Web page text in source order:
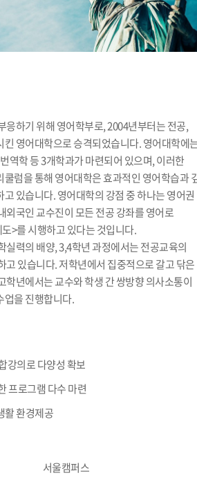
응하기 위해 영어학부로, 2004년부터는 전공,
킨 영어대학으로 승격되었습니다. 영어대학에
역학 등 3개학과가 마련되어 있으며, 이러한
럼을 통해 영어대학은 효과적인 영어학습과
있습니다. 영어대학의 강점 중 하나는 영어권
외국인 교수진이 모든 전공 강좌를 영어로
>를 시행하고 있다는 것입니다.
실력의 배양, 3,4학년 과정에서는 전공교육의
고 있습니다. 저학년에서 집중적으로 갈고 닦은
학년에서는 교수와 학생 간 쌍방향 의사소통이
업을 진행합니다.
강의로 다양성 확보
프로그램 다수 마련
활 환경제공
서울캠퍼스